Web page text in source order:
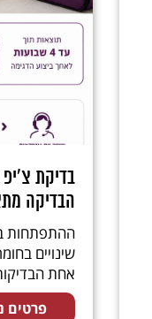
הבדיקה
ההתפתחות
שינויים
אחת
פרטים